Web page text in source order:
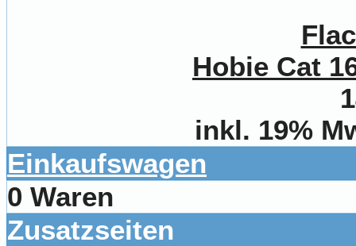
Hobie Cat
inkl. 19%
Einkaufswagen
0 Waren
Zusatzseiten